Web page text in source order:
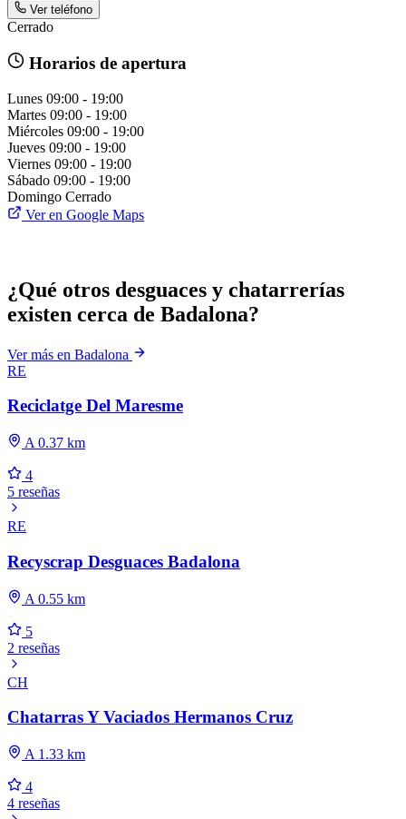
Ver teléfono
Cerrado
Horarios de apertura
Lunes 09:00 - 19:00
Martes 09:00 - 19:00
Miércoles 09:00 - 19:00
Jueves 09:00 - 19:00
Viernes 09:00 - 19:00
Sábado 09:00 - 19:00
Domingo Cerrado
Ver en Google Maps
¿Qué otros desguaces y chatarrerías
existen cerca de Badalona?
Ver más en Badalona
RE
Reciclatge Del Maresme
A 0.37 km
4
5 reseñas
RE
Recyscrap Desguaces Badalona
A 0.55 km
5
2 reseñas
CH
Chatarras Y Vaciados Hermanos Cruz
A 1.33 km
4
4 reseñas